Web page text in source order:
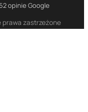
zastrzeżone
opinie Google